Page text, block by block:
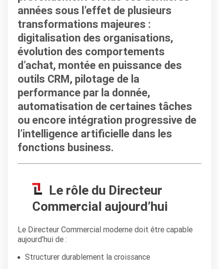
années sous l’effet de plusieurs
transformations majeures :
digitalisation des organisations,
évolution des comportements
d’achat, montée en puissance des
outils CRM, pilotage de la
performance par la donnée,
automatisation de certaines tâches
ou encore intégration progressive de
l’intelligence artificielle dans les
fonctions business.
Le rôle du Directeur
Commercial aujourd’hui
Le Directeur Commercial moderne doit être capable
aujourd’hui de :
Structurer durablement la croissance